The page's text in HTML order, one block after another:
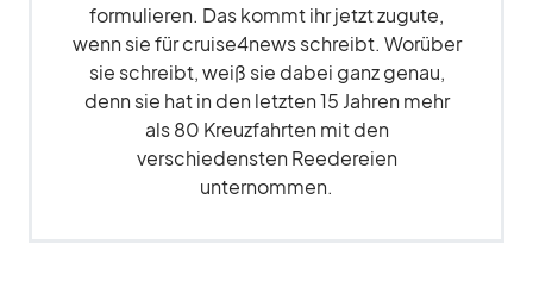
formulieren. Das kommt ihr jetzt zugute,
wenn sie für cruise4news schreibt. Worüber
sie schreibt, weiß sie dabei ganz genau,
denn sie hat in den letzten 15 Jahren mehr
als 80 Kreuzfahrten mit den
verschiedensten Reedereien
unternommen.